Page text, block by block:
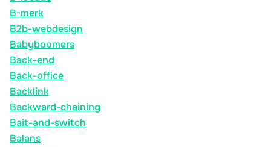
B-merk
B2b-webdesign
Babyboomers
Back-end
Back-office
Backlink
Backward-chaining
Bait-and-switch
Balans